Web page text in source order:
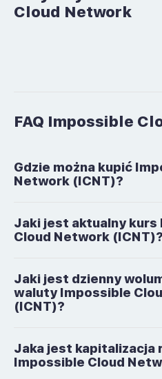
Cloud Network
FAQ Impossible
Gdzie można kupić
Network (ICNT)?
Jaki jest aktualny kurs
Cloud Network (ICNT)?
Jaki jest dzienny
waluty Impossible
(ICNT)?
Jaka jest kapitalizacja
Impossible Cloud